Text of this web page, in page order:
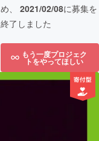
め、 2021/02/08に募集を
終了しました
もう一度プロジェク
トをやってほしい